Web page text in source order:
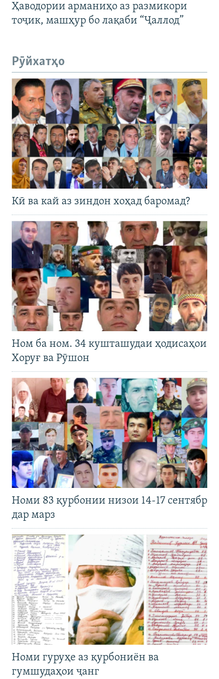
Ҳаводории арманиҳо аз размикори
тоҷик, машҳур бо лақаби “Ҷаллод”
Рӯйхатҳо
Кӣ ва кай аз зиндон хоҳад баромад?
Ном ба ном. 34 кушташудаи ҳодисаҳои
Хоруғ ва Рӯшон
Номи 83 қурбонии низои 14-17 сентябр
дар марз
Номи гуруҳе аз қурбониён ва
гумшудаҳои ҷанг